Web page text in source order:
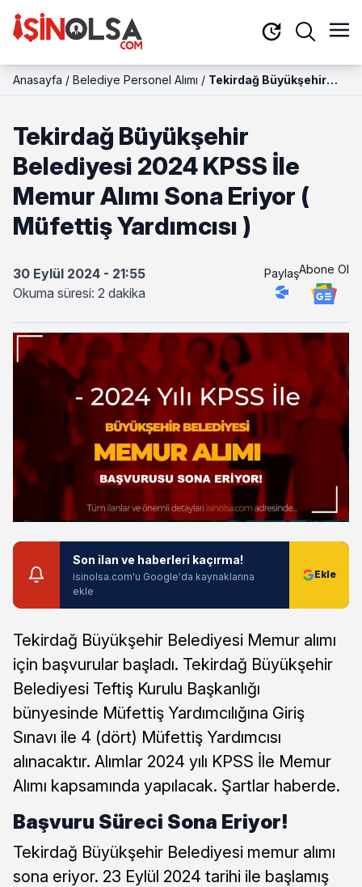
Anasayfa / Belediye Personel Alımı / Tekirdağ Büyükşehir
Eriyor ( Müfettiş
Yardımcısı )
Tekirdağ Büyükşehir
Belediyesi 2024 KPSS İle
Memur Alımı Sona Eriyor (
Müfettiş Yardımcısı )
30 Eylül 2024 - 21:55
Okuma süresi: 2 dakika
PaylaşAbone Ol
Son ilan ve haberleri kaçırma!
isinolsa.com'u Google'da kaynaklarına
ekle
Tekirdağ Büyükşehir Belediyesi Memur alımı
için başvurular başladı. Tekirdağ Büyükşehir
Belediyesi Teftiş Kurulu Başkanlığı
bünyesinde Müfettiş Yardımcılığına Giriş
Sınavı ile 4 (dört) Müfettiş Yardımcısı
alınacaktır. Alımlar 2024 yılı KPSS İle Memur
Alımı kapsamında yapılacak. Şartlar haberde.
Başvuru Süreci Sona Eriyor!
Tekirdağ Büyükşehir Belediyesi memur alımı
sona eriyor. 23 Eylül 2024 tarihi ile başlamış